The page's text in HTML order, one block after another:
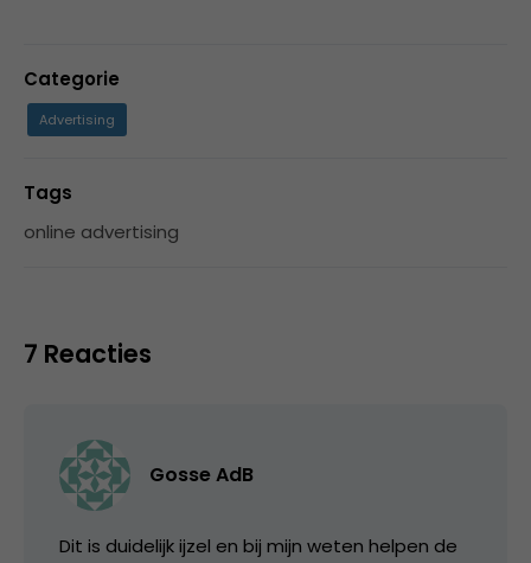
Categorie
Advertising
Tags
online advertising
7 Reacties
Gosse AdB
Dit is duidelijk ijzel en bij mijn weten helpen de